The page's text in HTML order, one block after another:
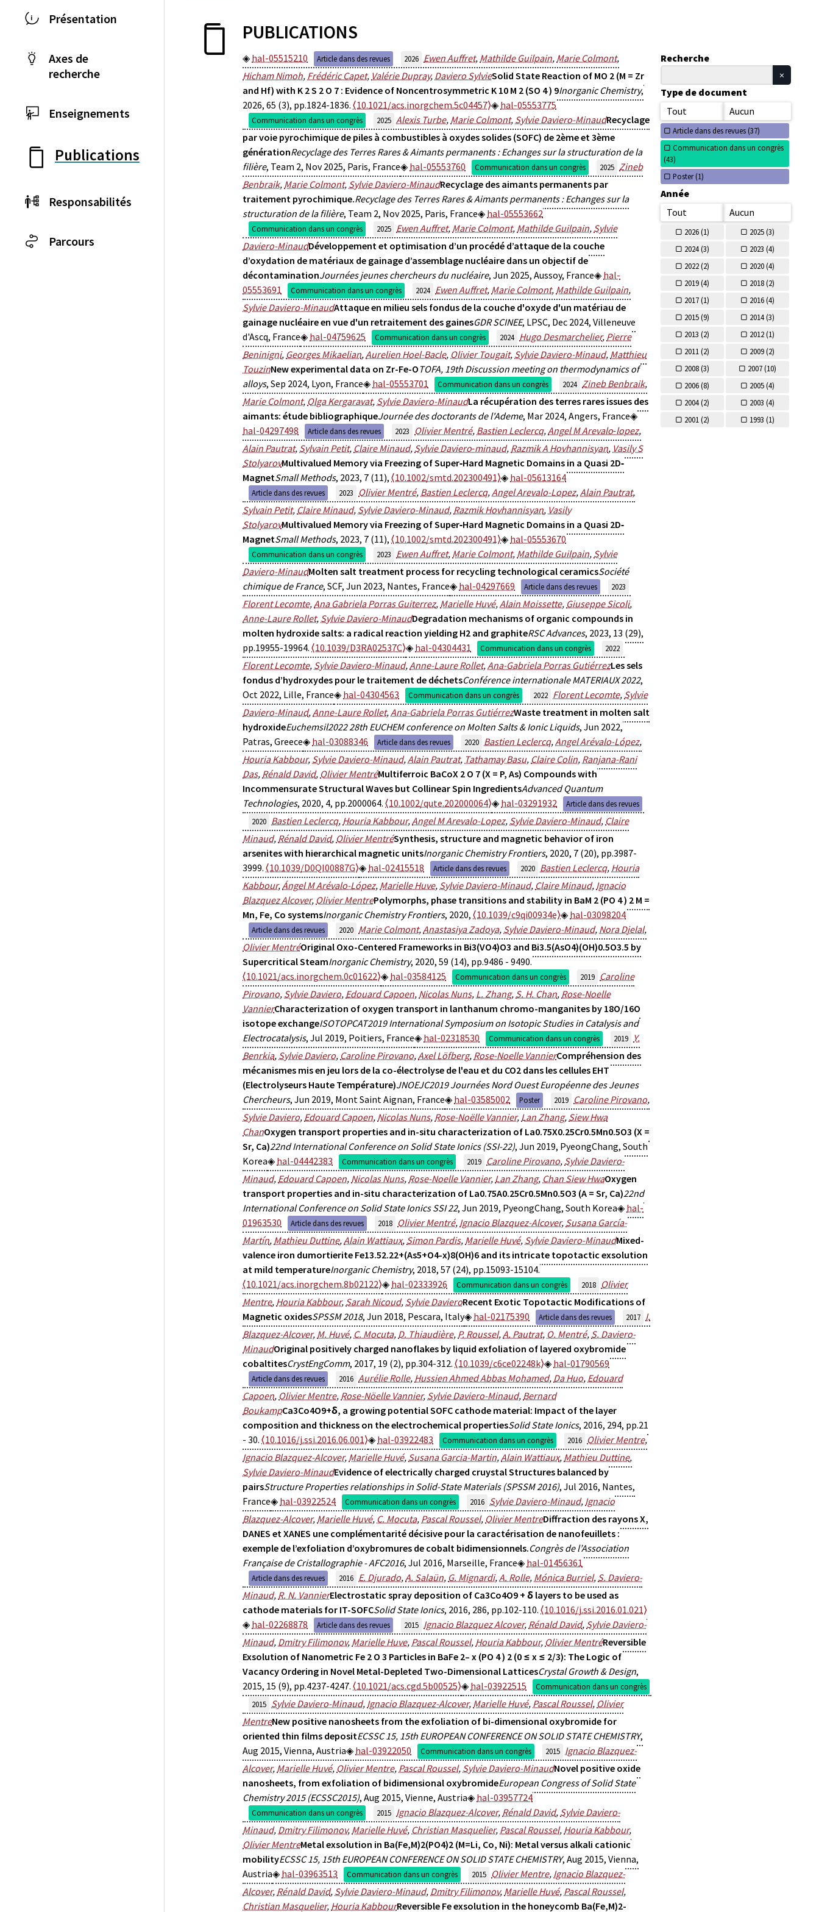
Présentation
Axes de
recherche
Enseignements
Publications
Responsabilités
Parcours
PUBLICATIONS
hal-05515210 Article dans des revues 2026 Ewen Auffret, Mathilde Guilpain, Marie Colmont,
Hicham Nimoh, Frédéric Capet, Valérie Dupray, Daviero SylvieSolid State Reaction of MO 2 (M = Zr
and Hf) with K 2 S 2 O 7 : Evidence of Noncentrosymmetric K 10 M 2 (SO 4 ) 9Inorganic Chemistry,
2026, 65 (3), pp.1824-1836. ⟨10.1021/acs.inorgchem.5c04457⟩ hal-05553775
Communication dans un congrès 2025 Alexis Turbe, Marie Colmont, Sylvie Daviero-MinaudRecyclage
par voie pyrochimique de piles à combustibles à oxydes solides (SOFC) de 2ème et 3ème
générationRecyclage des Terres Rares & Aimants permanents : Echanges sur la structuration de la
filière, Team 2, Nov 2025, Paris, France hal-05553760 Communication dans un congrès 2025 Zineb
Benbraik, Marie Colmont, Sylvie Daviero-MinaudRecyclage des aimants permanents par
traitement pyrochimique.Recyclage des Terres Rares & Aimants permanents : Echanges sur la
structuration de la filière, Team 2, Nov 2025, Paris, France hal-05553662
Communication dans un congrès 2025 Ewen Auffret, Marie Colmont, Mathilde Guilpain, Sylvie
Daviero-MinaudDéveloppement et optimisation d’un procédé d’attaque de la couche
d’oxydation de matériaux de gainage d’assemblage nucléaire dans un objectif de
décontaminationJournées jeunes chercheurs du nucléaire, Jun 2025, Aussoy, France
hal-
05553691
Communication dans un congrès 2024 Ewen Auffret, Marie Colmont, Mathilde Guilpain,
Sylvie Daviero-MinaudAttaque en milieu sels fondus de la couche d'oxyde d'un matériau de
gainage nucléaire en vue d'un retraitement des gainesGDR SCINEE, LPSC, Dec 2024, Villeneuve
d'Ascq, France
hal-04759625 Communication dans un congrès 2024 Hugo Desmarchelier, Pierre
Beninigni, Georges Mikaelian,Aurelien Hoel-Bacle, Olivier Tougait, Sylvie Daviero-Minaud, Matthieu
TouzinNew experimental data on Zr-Fe-O TOFA, 19th Discussion meeting on thermodynamics of
alloys, Sep 2024, Lyon, France hal-05553701 Communication dans un congrès 2024 Zineb Benbraik,
Marie Colmont, Olga Kergaravat, Sylvie Daviero-MinaudLa récupération des terres rares issues des
aimants: étude bibliographiqueJournée des doctorants de l'Ademe, Mar 2024, Angers, France
hal-04297498
Article dans des revues 2023 Olivier Mentré, Bastien Leclercq,Angel M Arevalo‐lopez,
Alain Pautrat, Sylvain Petit, Claire Minaud, Sylvie Daviero‐minaud, Razmik A Hovhannisyan, Vasily S
StolyarovMultivalued Memory via Freezing of Super‐Hard Magnetic Domains in a Quasi 2D‐
MagnetSmall Methods, 2023, 7 (11), ⟨10.1002/smtd.202300491⟩ hal-05613164
Article dans des revues 2023 Olivier Mentré, Bastien Leclercq,Angel Arevalo-Lopez,Alain Pautrat,
Sylvain Petit, Claire Minaud, Sylvie Daviero-Minaud, Razmik Hovhannisyan, Vasily
StolyarovMultivalued Memory via Freezing of Super‐Hard Magnetic Domains in a Quasi 2D‐
MagnetSmall Methods, 2023, 7 (11), ⟨10.1002/smtd.202300491⟩ hal-05553670
Communication dans un congrès 2023 Ewen Auffret, Marie Colmont, Mathilde Guilpain, Sylvie
Daviero-MinaudMolten salt treatment process for recycling technological ceramicsSociété
chimique de France, SCF, Jun 2023, Nantes, France hal-04297669 Article dans des revues 2023
Florent Lecomte,Ana Gabriela Porras Guiterrez, Marielle Huvé,Alain Moissette, Giuseppe Sicoli,
Anne-Laure Rollet, Sylvie Daviero-MinaudDegradation mechanisms of organic compounds in
molten hydroxide salts: a radical reaction yielding H2 and graphiteRSC Advances, 2023, 13 (29),
pp.19955-19964. ⟨10.1039/D3RA02537C⟩ hal-04304431 Communication dans un congrès 2022
Florent Lecomte, Sylvie Daviero-Minaud,Anne-Laure Rollet,Ana-Gabriela Porras GutiérrezLes sels
fondus d’hydroxydes pour le traitement de déchetsConférence internationale MATERIAUX 2022,
Oct 2022, Lille, France
hal-04304563 Communication dans un congrès 2022 Florent Lecomte, Sylvie
Daviero-Minaud,Anne-Laure Rollet,Ana-Gabriela Porras GutiérrezWaste treatment in molten salt
hydroxideEuchemsil2022 28th EUCHEM conference on Molten Salts & Ionic Liquids, Jun 2022,
Patras, Greece
hal-03088346 Article dans des revues 2020 Bastien Leclercq,Angel Arévalo-López,
Houria Kabbour, Sylvie Daviero-Minaud,Alain Pautrat, Tathamay Basu, Claire Colin, Ranjana-Rani
Das, Rénald David, Olivier MentréMultiferroic BaCoX 2 O 7 (X = P, As) Compounds with
Incommensurate Structural Waves but Collinear Spin IngredientsAdvanced Quantum
Technologies, 2020, 4, pp.2000064. ⟨10.1002/qute.202000064⟩ hal-03291932
Article dans des revues
2020 Bastien Leclercq, Houria Kabbour,Angel M Arevalo-Lopez, Sylvie Daviero-Minaud, Claire
Minaud, Rénald David, Olivier MentréSynthesis, structure and magnetic behavior of iron
arsenites with hierarchical magnetic unitsInorganic Chemistry Frontiers, 2020, 7 (20), pp.3987-
3999. ⟨10.1039/D0QI00887G⟩ hal-02415518 Article dans des revues 2020 Bastien Leclercq, Houria
Kabbour,Ángel M Arévalo-López, Marielle Huve, Sylvie Daviero-Minaud, Claire Minaud, Ignacio
Blazquez Alcover, Olivier MentrePolymorphs, phase transitions and stability in BaM 2 (PO 4 ) 2 M =
Mn, Fe, Co systemsInorganic Chemistry Frontiers, 2020, ⟨10.1039/c9qi00934e⟩ hal-03098204
Article dans des revues 2020 Marie Colmont,Anastasiya Zadoya, Sylvie Daviero-Minaud, Nora Djelal,
Olivier MentréOriginal Oxo-Centered Frameworks in Bi3(VO4)O3 and Bi3.5(AsO4)(OH)0.5O3.5 by
Supercritical SteamInorganic Chemistry, 2020, 59 (14), pp.9486 - 9490.
⟨10.1021/acs.inorgchem.0c01622⟩
hal-03584125 Communication dans un congrès 2019
Caroline
Pirovano, Sylvie Daviero, Edouard Capoen, Nicolas Nuns, L. Zhang, S. H. Chan, Rose-Noelle
VannierCharacterization of oxygen transport in lanthanum chromo-manganites by 18O/16O
isotope exchangeISOTOPCAT2019 International Symposium on Isotopic Studies in Catalysis and
Electrocatalysis, Jul 2019, Poitiers, France hal-02318530 Communication dans un congrès 2019
Y.
Benrkia, Sylvie Daviero, Caroline Pirovano,Axel Löfberg, Rose-Noelle VannierCompréhension des
mécanismes mis en jeu lors de la co-électrolyse de l'eau et du CO2 dans les cellules EHT
(Electrolyseurs Haute Température)JNOEJC2019 Journées Nord Ouest Européenne des Jeunes
Chercheurs, Jun 2019, Mont Saint Aignan, France hal-03585002 Poster 2019 Caroline Pirovano,
Sylvie Daviero, Edouard Capoen, Nicolas Nuns, Rose-Noëlle Vannier, Lan Zhang, Siew Hwa
ChanOxygen transport properties and in-situ characterization of La0.75X0.25Cr0.5Mn0.5O3 (X =
Sr, Ca)22nd International Conference on Solid State Ionics (SSI-22), Jun 2019, PyeongChang, South
Korea
hal-04442383 Communication dans un congrès 2019 Caroline Pirovano, Sylvie Daviero-
Minaud, Edouard Capoen, Nicolas Nuns, Rose-Noelle Vannier, Lan Zhang, Chan Siew HwaOxygen
transport properties and in-situ characterization of La0.75A0.25Cr0.5Mn0.5O3 (A = Sr, Ca)22nd
International Conference on Solid State Ionics SSI 22, Jun 2019, PyeongChang, South Korea
hal-
01963530
Article dans des revues 2018 Olivier Mentré, Ignacio Blazquez-Alcover, Susana García-
Martín, Mathieu Duttine,Alain Wattiaux, Simon Pardis, Marielle Huvé, Sylvie Daviero-MinaudMixed-
valence iron dumortierite Fe13.52.22+(As5+O4-x)8(OH)6 and its intricate topotactic exsolution
at mild temperatureInorganic Chemistry, 2018, 57 (24), pp.15093-15104.
⟨10.1021/acs.inorgchem.8b02122⟩
hal-02333926 Communication dans un congrès 2018
Olivier
Mentre, Houria Kabbour, Sarah Nicoud, Sylvie DavieroRecent Exotic Topotactic Modifications of
Magnetic oxidesSPSSM 2018, Jun 2018, Pescara, Italy hal-02175390 Article dans des revues 2017 I.
Blazquez-Alcover, M. Huvé, C. Mocuta, D. Thiaudière, P. Roussel,A. Pautrat, O. Mentré, S. Daviero-
MinaudOriginal positively charged nanoflakes by liquid exfoliation of layered oxybromide
cobaltitesCrystEngComm, 2017, 19 (2), pp.304-312. ⟨10.1039/c6ce02248k⟩ hal-01790569
Article dans des revues 2016 Aurélie Rolle, Hussien Ahmed Abbas Mohamed, Da Huo, Edouard
Capoen, Olivier Mentre, Rose-Nöelle Vannier, Sylvie Daviero-Minaud, Bernard
BoukampCa3Co4O9+δ, a growing potential SOFC cathode material: Impact of the layer
composition and thickness on the electrochemical propertiesSolid State Ionics, 2016, 294, pp.21
- 30. ⟨10.1016/j.ssi.2016.06.001⟩ hal-03922483 Communication dans un congrès 2016 Olivier Mentre,
Ignacio Blazquez-Alcover, Marielle Huvé, Susana Garcia-Martin,Alain Wattiaux, Mathieu Duttine,
Sylvie Daviero-MinaudEvidence of electrically charged cruystal Structures balanced by
pairsStructure Properties relationships in Solid-State Materials (SPSSM 2016), Jul 2016, Nantes,
France
hal-03922524 Communication dans un congrès 2016 Sylvie Daviero-Minaud, Ignacio
Blazquez-Alcover, Marielle Huvé, C. Mocuta, Pascal Roussel, Olivier MentreDiffraction des rayons X,
DANES et XANES une complémentarité décisive pour la caractérisation de nanofeuillets :
exemple de l’exfoliation d’oxybromures de cobalt bidimensionnels.Congrès de l’Association
Française de Cristallographie - AFC2016, Jul 2016, Marseille, France hal-01456361
Article dans des revues 2016 E. Djurado,A. Salaün, G. Mignardi,A. Rolle, Mónica Burriel, S. Daviero-
Minaud, R. N. VannierElectrostatic spray deposition of Ca3Co4O9 + δ layers to be used as
cathode materials for IT-SOFCSolid State Ionics, 2016, 286, pp.102-110. ⟨10.1016/j.ssi.2016.01.021⟩
hal-02268878
Article dans des revues 2015 Ignacio Blazquez Alcover, Rénald David, Sylvie Daviero-
Minaud, Dmitry Filimonov, Marielle Huve, Pascal Roussel, Houria Kabbour, Olivier MentréReversible
Exsolution of Nanometric Fe 2 O 3 Particles in BaFe 2– x (PO 4 ) 2 (0 ≤ x ≤ 2/3): The Logic of
Vacancy Ordering in Novel Metal-Depleted Two-Dimensional LatticesCrystal Growth & Design,
2015, 15 (9), pp.4237-4247. ⟨10.1021/acs.cgd.5b00525⟩ hal-03922515
Communication dans un congrès
2015 Sylvie Daviero-Minaud, Ignacio Blazquez-Alcover, Marielle Huvé, Pascal Roussel, Olivier
MentreNew positive nanosheets from the exfoliation of bi-dimensional oxybromide for
oriented thin films depositECSSC 15, 15th EUROPEAN CONFERENCE ON SOLID STATE CHEMISTRY,
Aug 2015, Vienna, Austria
hal-03922050 Communication dans un congrès 2015 Ignacio Blazquez-
Alcover, Marielle Huvé, Olivier Mentre, Pascal Roussel, Sylvie Daviero-MinaudNovel positive oxide
nanosheets, from exfoliation of bidimensional oxybromideEuropean Congress of Solid State
Chemistry 2015 (ECSSC2015), Aug 2015, Vienne, Austria hal-03957724
Communication dans un congrès 2015 Ignacio Blazquez-Alcover, Rénald David, Sylvie Daviero-
Minaud, Dmitry Filimonov, Marielle Huvé, Christian Masquelier, Pascal Roussel, Houria Kabbour,
Olivier MentreMetal exsolution in Ba(Fe,M)2(PO4)2 (M=Li, Co, Ni): Metal versus alkali cationic
mobilityECSSC 15, 15th EUROPEAN CONFERENCE ON SOLID STATE CHEMISTRY, Aug 2015, Vienna,
Austria
hal-03963513 Communication dans un congrès 2015 Olivier Mentre, Ignacio Blazquez-
Alcover, Rénald David, Sylvie Daviero-Minaud, Dmitry Filimonov, Marielle Huvé, Pascal Roussel,
Christian Masquelier, Houria KabbourReversible Fe exsolution in the honeycomb Ba(Fe,M)2-
Recherche
Type de document
Tout
Aucun
Article dans des revues (37)
Communication dans un congrès
(43)
Poster (1)
Année
Tout
Aucun
2026 (1) 2025 (3)
2024 (3) 2023 (4)
2022 (2) 2020 (4)
2019 (4) 2018 (2)
2017 (1) 2016 (4)
2015 (9) 2014 (3)
2013 (2) 2012 (1)
2011 (2) 2009 (2)
2008 (3) 2007 (10)
2006 (8) 2005 (4)
2004 (2) 2003 (4)
2001 (2) 1993 (1)